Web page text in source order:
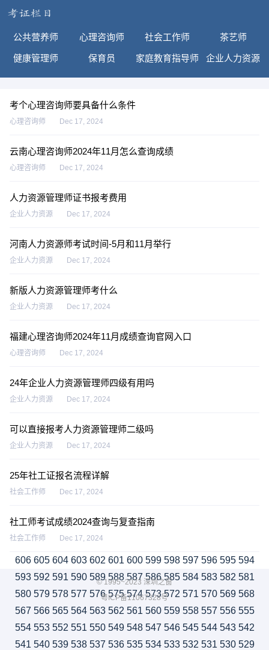
公共营养师 心理咨询师 社会工作师 茶艺师
健康管理师 保育员 家庭教育指导师 企业人力资源
考个心理咨询师要具备什么条件
心理咨询师 Dec 17, 2024
云南心理咨询师2024年11月怎么查询成绩
心理咨询师 Dec 17, 2024
人力资源管理师证书报考费用
企业人力资源 Dec 17, 2024
河南人力资源师考试时间-5月和11月举行
企业人力资源 Dec 17, 2024
新版人力资源管理师考什么
企业人力资源 Dec 17, 2024
福建心理咨询师2024年11月成绩查询官网入口
心理咨询师 Dec 17, 2024
24年企业人力资源管理师四级有用吗
企业人力资源 Dec 17, 2024
可以直接报考人力资源管理师二级吗
企业人力资源 Dec 17, 2024
25年社工证报名流程详解
社会工作师 Dec 17, 2024
社工师考试成绩2024查询与复查指南
社会工作师 Dec 17, 2024
606 605 604 603 602 601 600 599 598 597 596 595 594
593 592 591 590 589 588 587 586 585 584 583 582 581
580 579 578 577 576 575 574 573 572 571 570 569 568
567 566 565 564 563 562 561 560 559 558 557 556 555
554 553 552 551 550 549 548 547 546 545 544 543 542
541 540 539 538 537 536 535 534 533 532 531 530 529
© 1995~2023 深圳之窗
粤ICP备11067328号